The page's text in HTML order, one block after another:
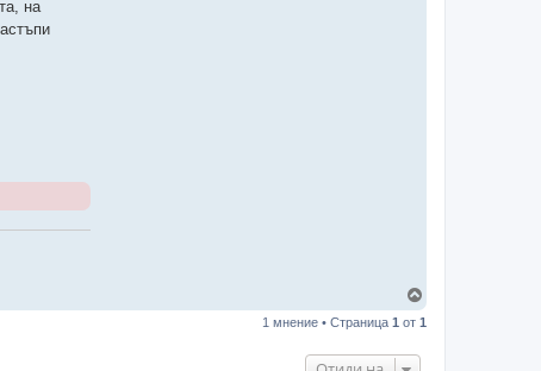
на
г
1 мнение • Страница 1 от 1